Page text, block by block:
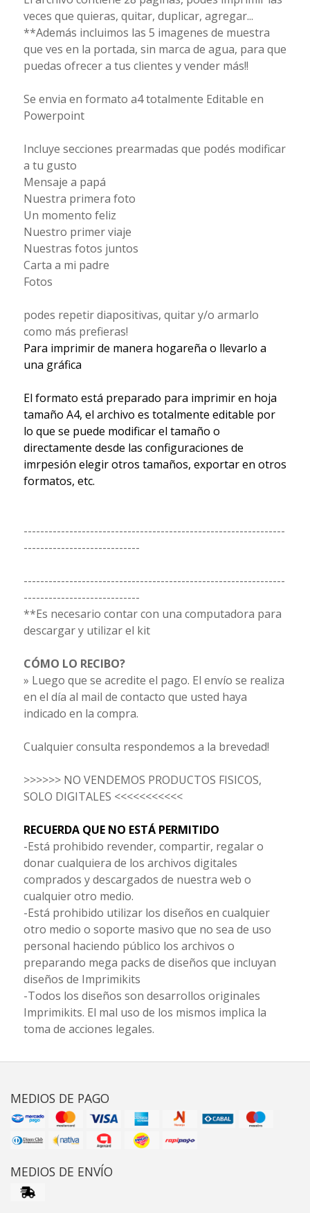
veces que quieras, quitar, duplicar, agregar...
**Además incluimos las 5 imagenes de muestra
que ves en la portada, sin marca de agua, para que
puedas ofrecer a tus clientes y vender más!!
Se envia en formato a4 totalmente Editable en
Powerpoint
Incluye secciones prearmadas que podés modificar
a tu gusto
Mensaje a papá
Nuestra primera foto
Un momento feliz
Nuestro primer viaje
Nuestras fotos juntos
Carta a mi padre
Fotos
podes repetir diapositivas, quitar y/o armarlo
como más prefieras!
Para imprimir de manera hogareña o llevarlo a
una gráfica
El formato está preparado para imprimir en hoja
tamaño A4, el archivo es totalmente editable por
lo que se puede modificar el tamaño o
directamente desde las configuraciones de
imrpesión elegir otros tamaños, exportar en otros
formatos, etc.
---------------------------------------------------------------
----------------------------
---------------------------------------------------------------
----------------------------
**Es necesario contar con una computadora para
descargar y utilizar el kit
CÓMO LO RECIBO?
» Luego que se acredite el pago. El envío se realiza
en el día al mail de contacto que usted haya
indicado en la compra.
Cualquier consulta respondemos a la brevedad!
>>>>>> NO VENDEMOS PRODUCTOS FISICOS,
SOLO DIGITALES <<<<<<<<<<<
RECUERDA QUE NO ESTÁ PERMITIDO
-Está prohibido revender, compartir, regalar o
donar cualquiera de los archivos digitales
comprados y descargados de nuestra web o
cualquier otro medio.
-Está prohibido utilizar los diseños en cualquier
otro medio o soporte masivo que no sea de uso
personal haciendo público los archivos o
preparando mega packs de diseños que incluyan
diseños de Imprimikits
-Todos los diseños son desarrollos originales
Imprimikits. El mal uso de los mismos implica la
toma de acciones legales.
MEDIOS DE PAGO
MEDIOS DE ENVÍO